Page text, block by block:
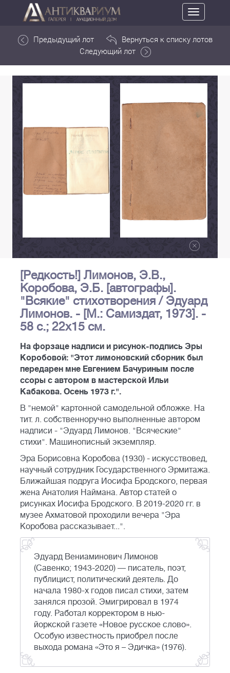
Toggle
navigation
Предыдущий лот
Вернуться к списку лотов
Следующий лот
[Редкость!] Лимонов, Э.В.,
Коробова, Э.Б. [автографы].
"Всякие" стихотворения / Эдуард
Лимонов. - [М.: Самиздат, 1973]. -
58 с.; 22х15 см.
На форзаце надписи и рисунок-подпись Эры
Коробовой: "Этот лимоновский сборник был
передарен мне Евгением Бачуриным после
ссоры с автором в мастерской Ильи
Кабакова. Осень 1973 г.".
В "немой" картонной самодельной обложке. На
тит. л. собственноручно выполненные автором
надписи - "Эдуард Лимонов. "Всяческие"
стихи". Машинописный экземпляр.
Эра Борисовна Коробова (1930) - искусствовед,
научный сотрудник Государственного Эрмитажа.
Ближайшая подруга Иосифа Бродского, первая
жена Анатолия Наймана. Автор статей о
рисунках Иосифа Бродского. В 2019-2020 гг. в
музее Ахматовой проходили вечера "Эра
Коробова рассказывает...".
Эдуард Вениаминович Лимонов
(Савенко; 1943-2020) — писатель, поэт,
публицист, политический деятель. До
начала 1980-х годов писал стихи, затем
занялся прозой. Эмигрировал в 1974
году. Работал корректором в нью-
йоркской газете «Новое русское слово».
Особую известность приобрел после
выхода романа «Это я – Эдичка» (1976).